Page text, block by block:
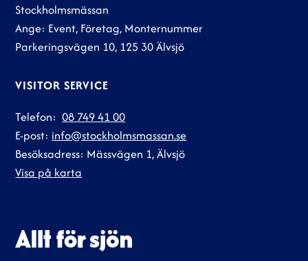
Stockholmsmässan
Ange: Event, Företag, Monternummer
Parkeringsvägen 10, 125 30 Älvsjö
VISITOR SERVICE
Telefon:08 749 41 00
E-post: info@stockholmsmassan.se
Besöksadress: Mässvägen 1, Älvsjö
Visa på karta